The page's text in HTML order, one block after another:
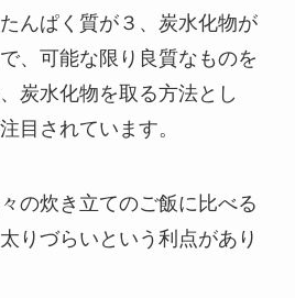
んぱく質が３、炭水化物が
、可能な限り良質なものを
炭水化物を取る方法とし
目されています。
の炊き立てのご飯に比べる
りづらいという利点があり